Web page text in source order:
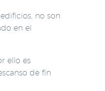
no son
en el
ello es
de fin